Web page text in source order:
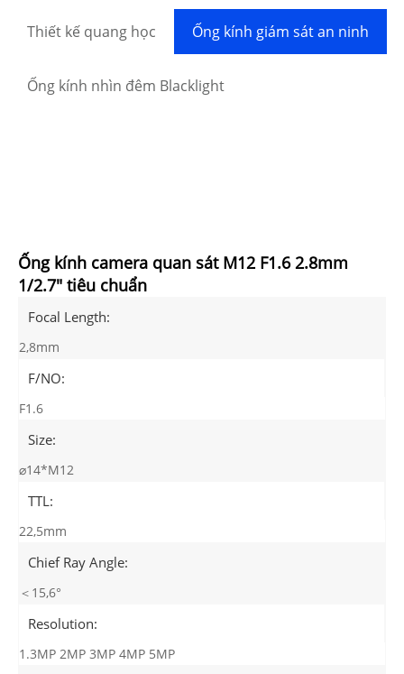
Thiết kế quang học Ống kính giám sát an ninh
Ống kính nhìn đêm Blacklight
Ống kính camera quan sát M12 F1.6 2.8mm
1/2.7" tiêu chuẩn
Focal Length:
2,8mm
F/NO:
F1.6
Size:
⌀14*M12
TTL:
22,5mm
Chief Ray Angle:
＜15,6°
Resolution:
1.3MP 2MP 3MP 4MP 5MP